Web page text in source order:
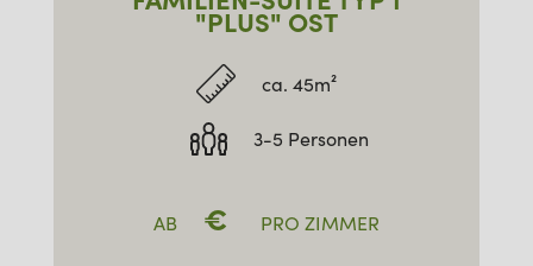
"PLUS" OST
ca. 45m²
3-5 Personen
AB € PRO ZIMMER